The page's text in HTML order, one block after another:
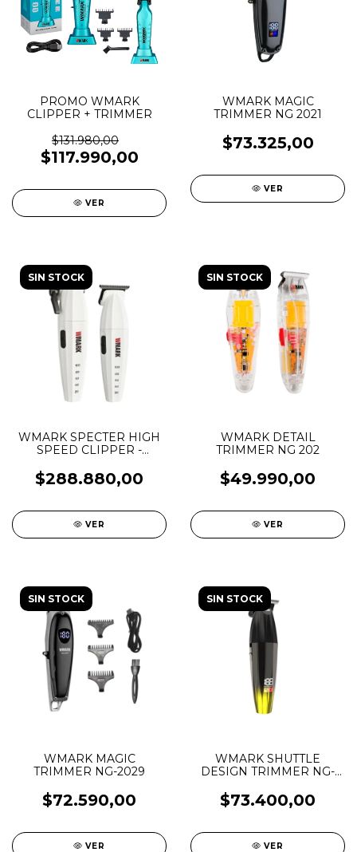
PROMO WMARK
CLIPPER + TRIMMER
$131.980,00
$117.990,00
VER
WMARK MAGIC
TRIMMER NG 2021
$73.325,00
VER
SIN STOCK
WMARK SPECTER HIGH
SPEED CLIPPER -
$288.880,00
VER
SIN STOCK
WMARK DETAIL
TRIMMER NG 202
$49.990,00
VER
SIN STOCK
WMARK MAGIC
TRIMMER NG-2029
$72.590,00
VER
SIN STOCK
WMARK SHUTTLE
DESIGN TRIMMER NG-
$73.400,00
VER